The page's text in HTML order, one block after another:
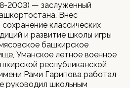
2003) — заслуженный
Внес
классических
и развитие школы игры
башкирское
Уманское летное военное
республиканской
Рами Гарипова работал
руководил школьным